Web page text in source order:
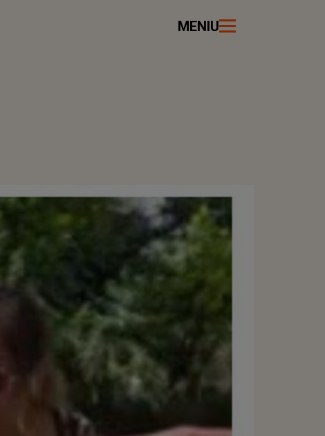
MENIU